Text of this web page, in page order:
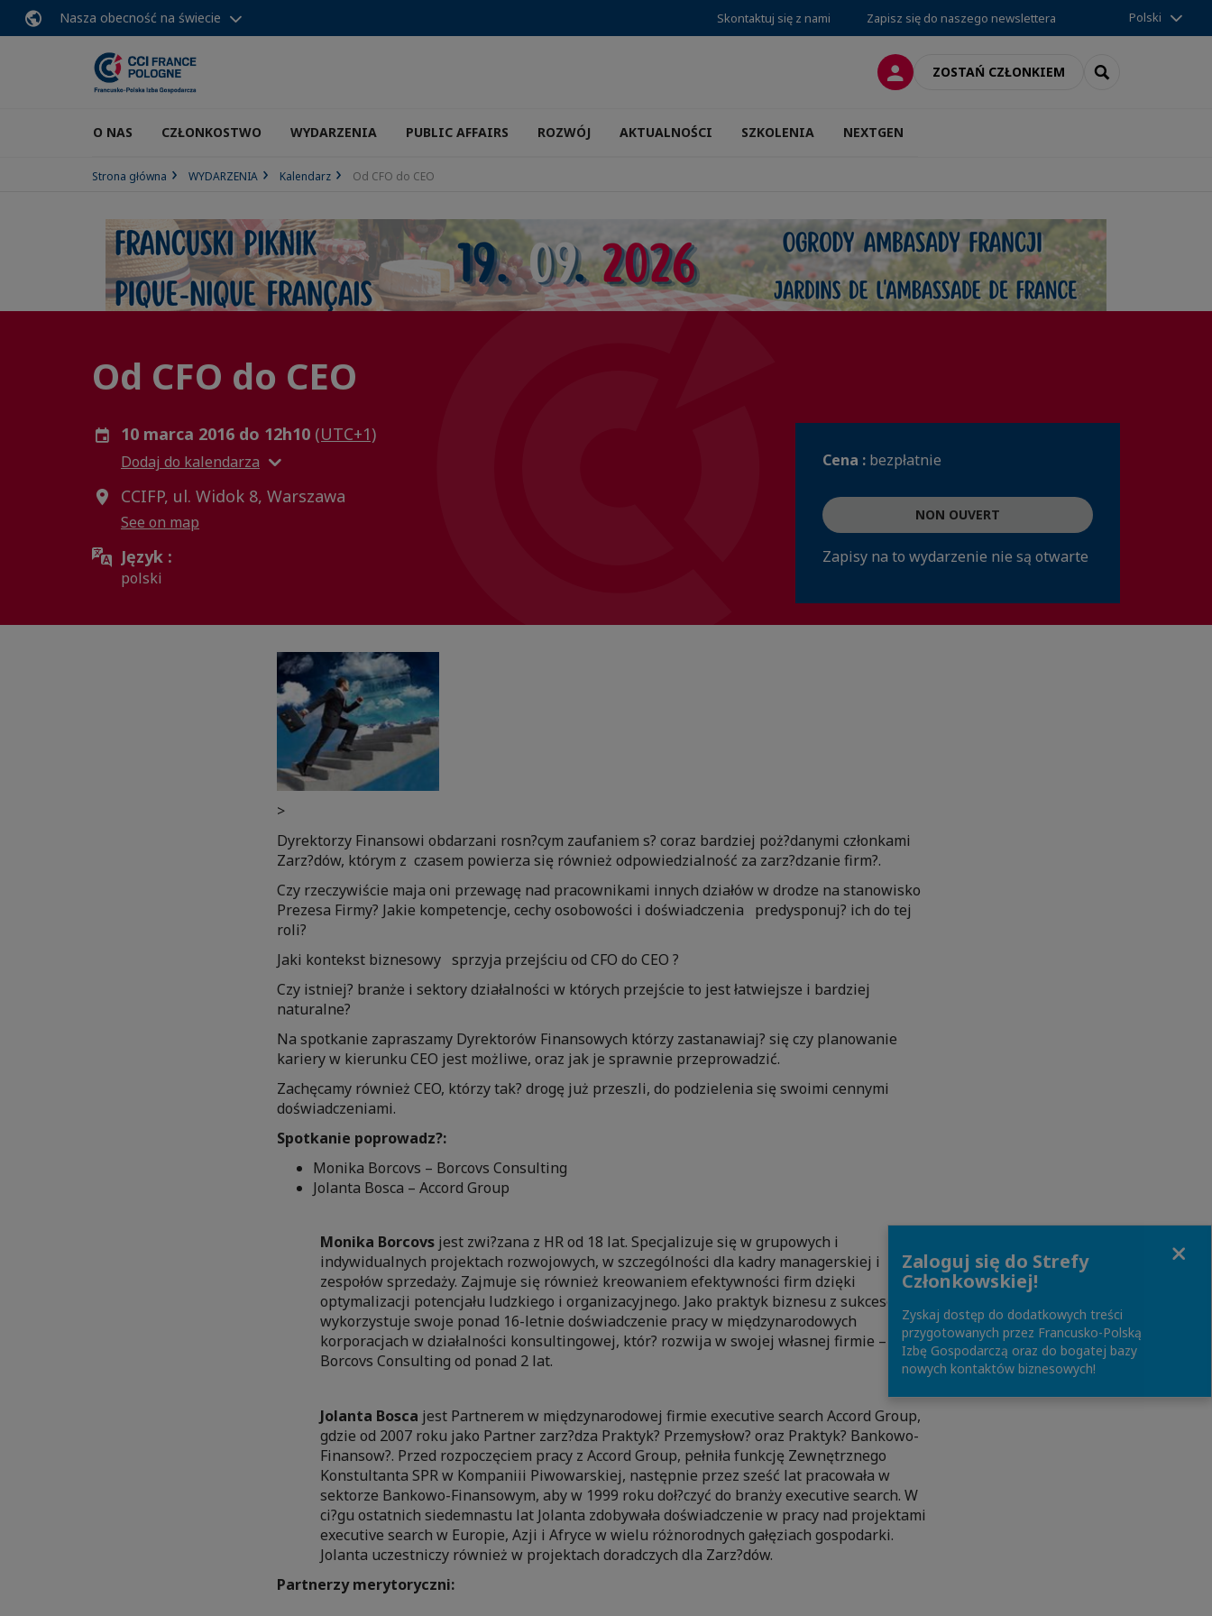
Nasza obecność na świecie Skontaktuj się z nami Zapisz się do naszego newslettera Polski
LOGOWANIEZOSTAŃ CZŁONKIEM SEARCH
O NAS CZŁONKOSTWO WYDARZENIA PUBLIC AFFAIRS ROZWÓJ AKTUALNOŚCI SZKOLENIA NEXTGEN
Strona główna WYDARZENIA Kalendarz Od CFO do CEO
Od CFO do CEO
10 marca 2016 do 12h10 (UTC+1)
Dodaj do kalendarza
CCIFP, ul. Widok 8, Warszawa
See on map
Język :
polski
Cena : bezpłatnie
NON OUVERT
Zapisy na to wydarzenie nie są otwarte
>
Dyrektorzy Finansowi obdarzani rosn?cym zaufaniem s? coraz bardziej poż?danymi członkami
Zarz?dów, którym z czasem powierza się również odpowiedzialność za zarz?dzanie firm?.
Czy rzeczywiście maja oni przewagę nad pracownikami innych działów w drodze na stanowisko
Prezesa Firmy? Jakie kompetencje, cechy osobowości i doświadczenia predysponuj? ich do tej
roli?
Jaki kontekst biznesowy sprzyja przejściu od CFO do CEO ?
Czy istniej? branże i sektory działalności w których przejście to jest łatwiejsze i bardziej
naturalne?
Na spotkanie zapraszamy Dyrektorów Finansowych którzy zastanawiaj? się czy planowanie
kariery w kierunku CEO jest możliwe, oraz jak je sprawnie przeprowadzić.
Zachęcamy również CEO, którzy tak? drogę już przeszli, do podzielenia się swoimi cennymi
doświadczeniami.
Spotkanie poprowadz?:
Monika Borcovs – Borcovs Consulting
Jolanta Bosca – Accord Group
Monika Borcovs jest zwi?zana z HR od 18 lat. Specjalizuje się w grupowych i
indywidualnych projektach rozwojowych, w szczególności dla kadry managerskiej i
zespołów sprzedaży. Zajmuje się również kreowaniem efektywności firm dzięki
optymalizacji potencjału ludzkiego i organizacyjnego. Jako praktyk biznesu z sukcesem
wykorzystuje swoje ponad 16-letnie doświadczenie pracy w międzynarodowych
korporacjach w działalności konsultingowej, któr? rozwija w swojej własnej firmie –
Borcovs Consulting od ponad 2 lat.
Jolanta Bosca jest Partnerem w międzynarodowej firmie executive search Accord Group,
gdzie od 2007 roku jako Partner zarz?dza Praktyk? Przemysłow? oraz Praktyk? Bankowo-
Finansow?. Przed rozpoczęciem pracy z Accord Group, pełniła funkcję Zewnętrznego
Konstultanta SPR w Kompaniii Piwowarskiej, następnie przez sześć lat pracowała w
sektorze Bankowo-Finansowym, aby w 1999 roku doł?czyć do branży executive search. W
ci?gu ostatnich siedemnastu lat Jolanta zdobywała doświadczenie w pracy nad projektami
executive search w Europie, Azji i Afryce w wielu różnorodnych gałęziach gospodarki.
Jolanta uczestniczy również w projektach doradczych dla Zarz?dów.
Partnerzy merytoryczni:
Zaloguj się do Strefy
Członkowskiej!
Zyskaj dostęp do dodatkowych treści
przygotowanych przez Francusko-Polską
Izbę Gospodarczą oraz do bogatej bazy
nowych kontaktów biznesowych!